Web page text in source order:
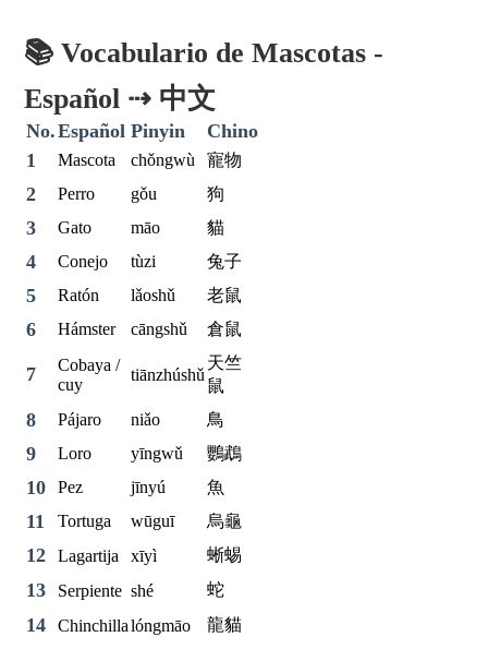
📚 Vocabulario de Mascotas -
Español ⇢ 中文
No.Español Pinyin
Chino
1
Mascota chǒngwù 寵物
2 Perro gǒu 狗
3 Gato māo 貓
4 Conejo tùzi 兔子
5 Ratón lǎoshǔ 老鼠
6 Hámster cāngshǔ 倉鼠
7
Cobaya /
cuy
tiānzhúshǔ
天竺
鼠
8 Pájaro niǎo 鳥
9 Loro yīngwǔ 鸚鵡
10 Pez jīnyú 魚
11 Tortuga wūguī 烏龜
12 Lagartija xīyì 蜥蜴
13 Serpiente shé 蛇
14 Chinchillalóngmāo 龍貓